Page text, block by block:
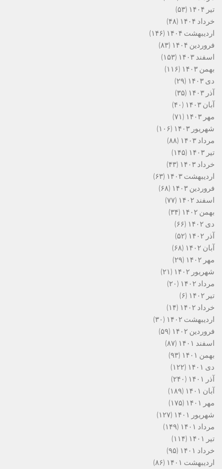
تیر ۱۴۰۴
(۵۳)
خرداد ۱۴۰۴
(۴۸)
اردیبهشت ۱۴۰۴
(۱۴۶)
فروردین ۱۴۰۴
(۸۳)
اسفند ۱۴۰۳
(۱۵۳)
بهمن ۱۴۰۳
(۱۱۶)
دی ۱۴۰۳
(۲۹)
آذر ۱۴۰۳
(۳۵)
آبان ۱۴۰۳
(۴۰)
مهر ۱۴۰۳
(۷۱)
شهریور ۱۴۰۳
(۱۰۶)
مرداد ۱۴۰۳
(۸۸)
تیر ۱۴۰۳
(۱۴۵)
خرداد ۱۴۰۳
(۴۳)
اردیبهشت ۱۴۰۳
(۶۳)
فروردین ۱۴۰۳
(۶۸)
اسفند ۱۴۰۲
(۷۷)
بهمن ۱۴۰۲
(۳۴)
دی ۱۴۰۲
(۶۶)
آذر ۱۴۰۲
(۵۲)
آبان ۱۴۰۲
(۶۸)
مهر ۱۴۰۲
(۲۹)
شهریور ۱۴۰۲
(۲۱)
مرداد ۱۴۰۲
(۲۰)
تیر ۱۴۰۲
(۶)
خرداد ۱۴۰۲
(۱۴)
اردیبهشت ۱۴۰۲
(۳۰)
فروردین ۱۴۰۲
(۵۹)
اسفند ۱۴۰۱
(۸۷)
بهمن ۱۴۰۱
(۹۳)
دی ۱۴۰۱
(۱۲۲)
آذر ۱۴۰۱
(۲۴۰)
آبان ۱۴۰۱
(۱۸۹)
مهر ۱۴۰۱
(۱۷۵)
شهریور ۱۴۰۱
(۱۲۷)
مرداد ۱۴۰۱
(۱۴۹)
تیر ۱۴۰۱
(۱۱۴)
خرداد ۱۴۰۱
(۹۵)
اردیبهشت ۱۴۰۱
(۸۶)